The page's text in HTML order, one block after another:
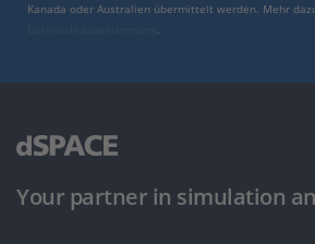
Kanada oder Australien übermittelt werden. Mehr
Your partner in simulation